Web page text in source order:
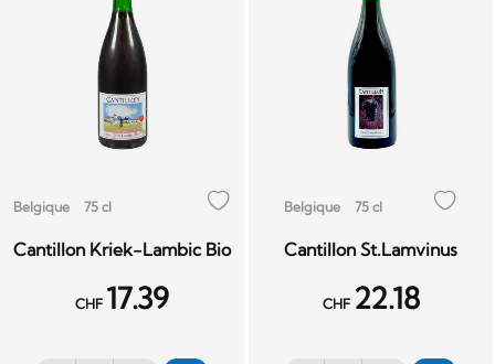
Belgique 75 cl
Cantillon Kriek-Lambic Bio
CHF 17.39
Belgique 75 cl
Cantillon St.Lamvinus
CHF 22.18